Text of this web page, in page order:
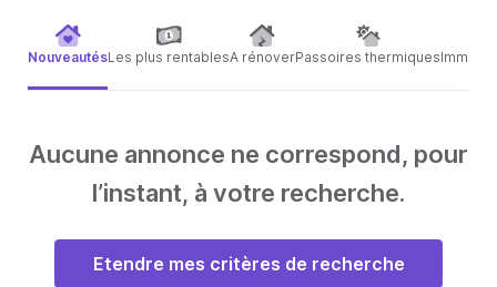
NouveautésLes plus rentablesA rénoverPassoires thermiques
Aucune annonce ne correspond, pour
l’instant, à votre recherche.
Etendre mes critères de recherche